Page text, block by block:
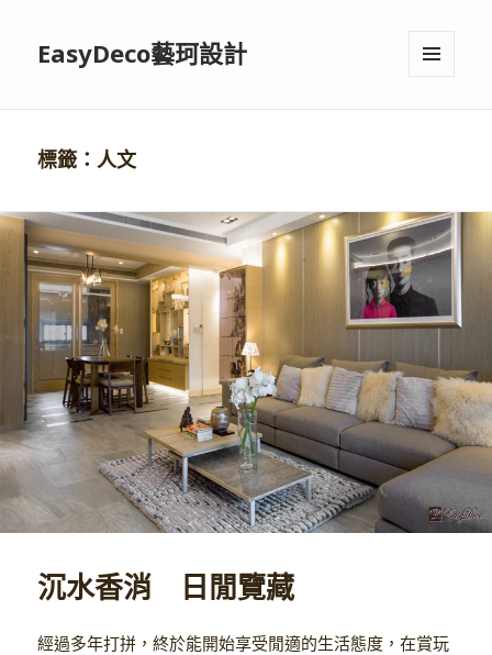
EasyDeco藝珂設計
小工具
標籤：人文
沉水香消 日閒覽藏
經過多年打拼，終於能開始享受閒適的生活態度，在賞玩